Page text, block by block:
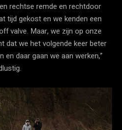
rechtse remde en rechtdoor
tijd gekost en we kenden een
valve. Maar, we zijn op onze
dat we het volgende keer beter
daar gaan we aan werken,”